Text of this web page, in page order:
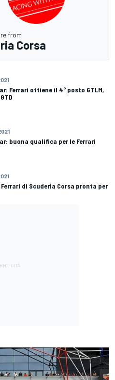
from
Corsa
Ferrari ottiene il 4° posto GTLM,
buona qualifica per le Ferrari
di Scuderia Corsa pronta per